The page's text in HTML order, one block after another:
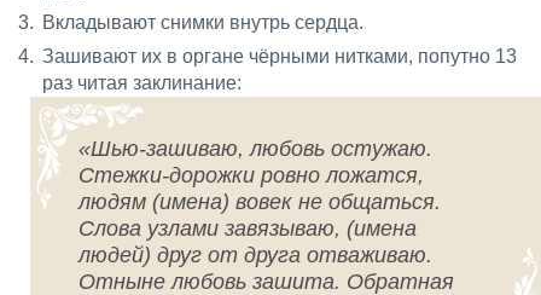
Вкладывают снимки внутрь сердца.
Зашивают их в органе чёрными нитками, попутно 13
раз читая заклинание:
«Шью-зашиваю, любовь остужаю.
Стежки-дорожки ровно ложатся,
людям (имена) вовек не общаться.
Слова узлами завязываю, (имена
людей) друг от друга отваживаю.
Отныне любовь зашита. Обратная